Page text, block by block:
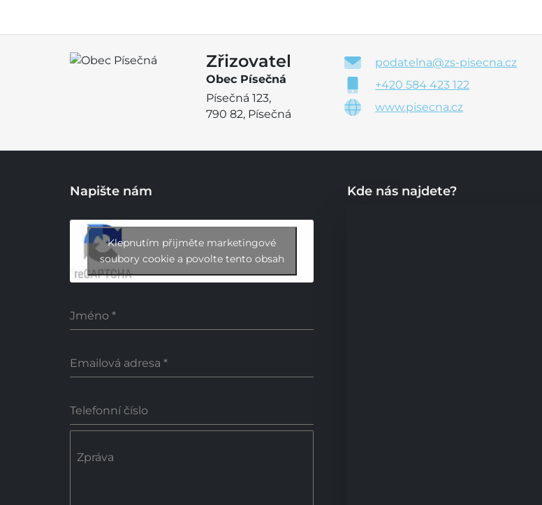
Zřizovatel
Obec Písečná
Písečná 123,
790 82, Písečná
podatelna@zs-pisecna.cz
+420 584 423 122
www.pisecna.cz
Napište nám
Klepnutím přijměte marketingové
soubory cookie a povolte tento obsah
Jméno *
Emailová adresa *
Telefonní číslo
Zpráva
Kde nás najdete?